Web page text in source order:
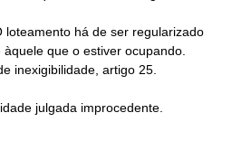
julgada improcedente.